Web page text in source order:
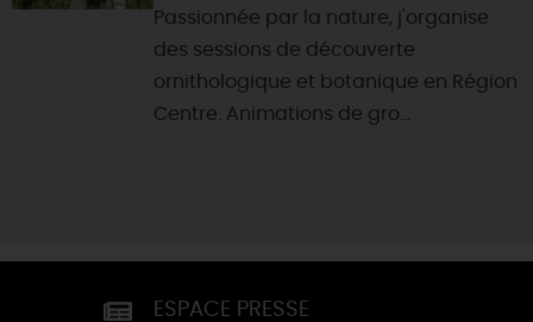
Passionnée par la nature, j'organise
des sessions de découverte
ornithologique et botanique en Région
Centre. Animations de gro...
ESPACE PRESSE